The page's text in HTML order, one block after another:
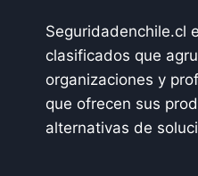
Seguridadenchile.cl
clasificados que
organizaciones y
que ofrecen sus
alternativas de